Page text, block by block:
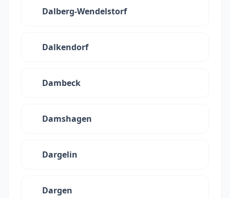
Dalberg-Wendelstorf
Dalkendorf
Dambeck
Damshagen
Dargelin
Dargen